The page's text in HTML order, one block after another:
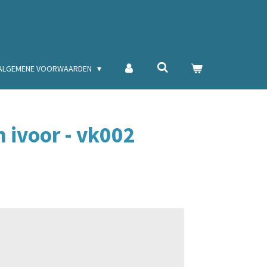
VOORWAARDEN
- vk002